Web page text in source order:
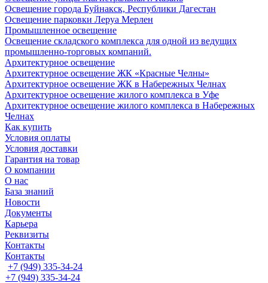
Освещение города Буйнакск, Республики Дагестан
Освещение парковки Леруа Мерлен
Промышленное освещение
Освещение складского комплекса для одной из ведущих
промышленно-торговых компаний.
Архитектурное освещение
Архитектурное освещение ЖК «Красные Челны»
Архитектурное освещение ЖК в Набережных Челнах
Архитектурное освещение жилого комплекса в Уфе
Архитектурное освещение жилого комплекса в Набережных
Челнах
Как купить
Условия оплаты
Условия доставки
Гарантия на товар
О компании
О нас
База знаний
Новости
Документы
Карьера
Реквизиты
Контакты
Контакты
+7 (949) 335-34-24
+7 (949) 335-34-24